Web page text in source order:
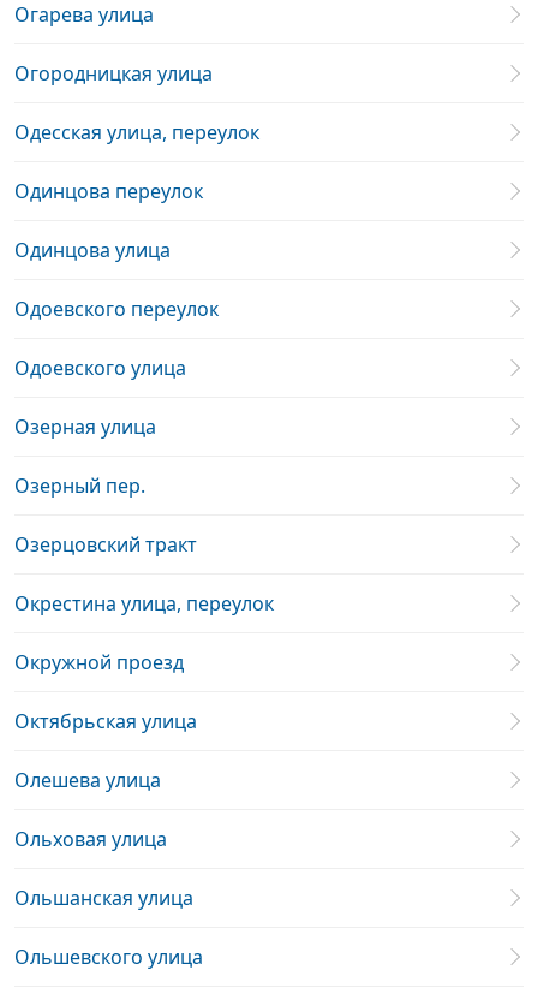
Огарева улица
Огородницкая улица
Одесская улица, переулок
Одинцова переулок
Одинцова улица
Одоевского переулок
Одоевского улица
Озерная улица
Озерный пер.
Озерцовский тракт
Окрестина улица, переулок
Окружной проезд
Октябрьская улица
Олешева улица
Ольховая улица
Ольшанская улица
Ольшевского улица